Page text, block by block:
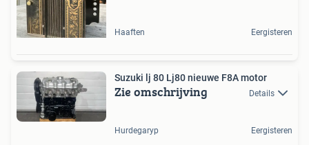
Haaften Eergisteren
Suzuki lj 80 Lj80 nieuwe F8A motor
Zie omschrijving Details
Hurdegaryp Eergisteren